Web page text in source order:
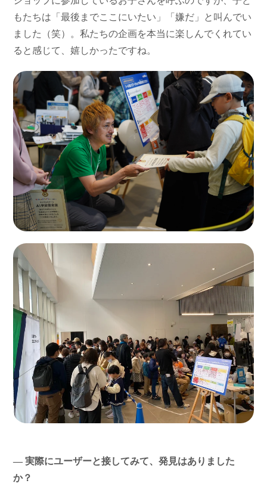
もたちは「最後までここにいたい」「嫌だ」と叫んでい
ました（笑）。私たちの企画を本当に楽しんでくれてい
ると感じて、嬉しかったですね。
― 実際にユーザーと接してみて、発見はありました
か？